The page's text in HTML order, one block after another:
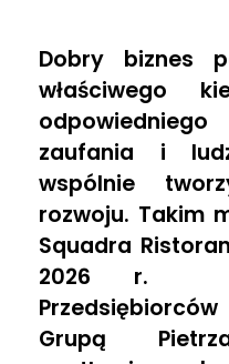
B
i
z
n
e
s
Dobry biznes
właściwego
zaufania i
wspólnie
rozwoju. Takim
Squadra
2026 r.
Grupą